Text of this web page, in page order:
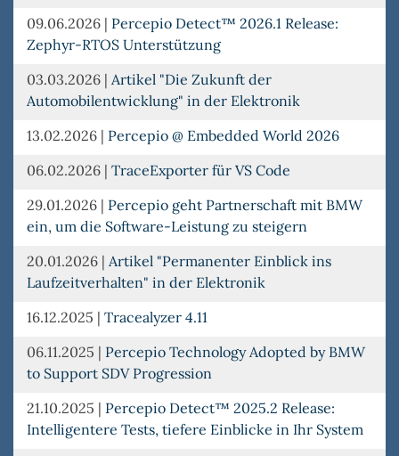
09.06.2026 | Percepio Detect™ 2026.1 Release:
Zephyr-RTOS Unterstützung
03.03.2026 | Artikel "Die Zukunft der
Automobilentwicklung" in der Elektronik
13.02.2026 | Percepio @ Embedded World 2026
06.02.2026 | TraceExporter für VS Code
29.01.2026 | Percepio geht Partnerschaft mit BMW
ein, um die Software-Leistung zu steigern
20.01.2026 | Artikel "Permanenter Einblick ins
Laufzeitverhalten" in der Elektronik
16.12.2025 | Tracealyzer 4.11
06.11.2025 | Percepio Technology Adopted by BMW
to Support SDV Progression
21.10.2025 | Percepio Detect™ 2025.2 Release:
Intelligentere Tests, tiefere Einblicke in Ihr System